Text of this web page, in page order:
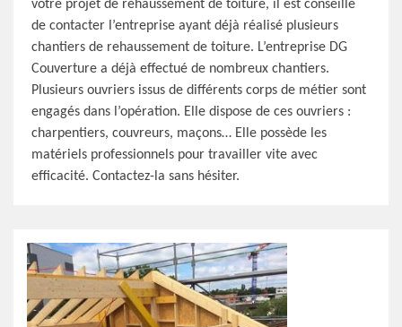
votre projet de rehaussement de toiture, il est conseillé
de contacter l’entreprise ayant déjà réalisé plusieurs
chantiers de rehaussement de toiture. L’entreprise DG
Couverture a déjà effectué de nombreux chantiers.
Plusieurs ouvriers issus de différents corps de métier sont
engagés dans l’opération. Elle dispose de ces ouvriers :
charpentiers, couvreurs, maçons… Elle possède les
matériels professionnels pour travailler vite avec
efficacité. Contactez-la sans hésiter.